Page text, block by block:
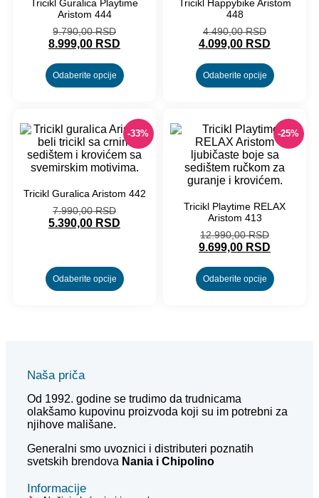
Tricikl Guralica Playtime
Aristom 444
9.790,00RSD
8.999,00 RSD
Odaberite opcije
Tricikl Happybike Aristom
448
4.490,00RSD
4.099,00 RSD
Odaberite opcije
-33%
Tricikl Guralica Aristom 442
7.990,00RSD
5.390,00 RSD
Odaberite opcije
-25%
Tricikl Playtime RELAX
Aristom 413
12.990,00RSD
9.699,00 RSD
Odaberite opcije
Naša priča
Od 1992. godine se trudimo da trudnicama
olakšamo kupovinu proizvoda koji su im potrebni za
njihove mališane.
Generalni smo uvoznici i distributeri poznatih
svetskih brendova Nania i Chipolino
Informacije